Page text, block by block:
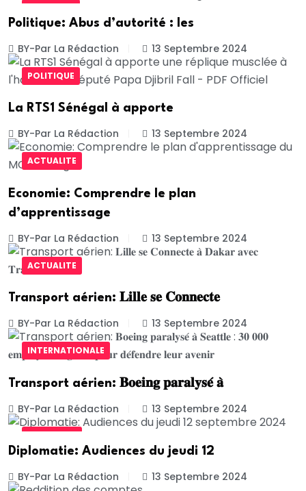
Politique: Abus d’autorité : les
BY-Par La Rédaction 13 Septembre 2024
POLITIQUE
La RTS1 Sénégal à apporte
BY-Par La Rédaction 13 Septembre 2024
ACTUALITE
Economie: Comprendre le plan
d’apprentissage
BY-Par La Rédaction 13 Septembre 2024
ACTUALITE
Transport aérien: 𝐋𝐢𝐥𝐥𝐞 𝐬𝐞 𝐂𝐨𝐧𝐧𝐞𝐜𝐭𝐞
BY-Par La Rédaction 13 Septembre 2024
INTERNATIONALE
Transport aérien: 𝐁𝐨𝐞𝐢𝐧𝐠 𝐩𝐚𝐫𝐚𝐥𝐲𝐬𝐞́ 𝐚̀
BY-Par La Rédaction 13 Septembre 2024
ACTUALITE
Diplomatie: Audiences du jeudi 12
BY-Par La Rédaction 13 Septembre 2024